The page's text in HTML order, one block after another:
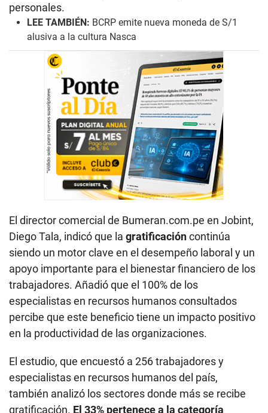
personales.
LEE TAMBIÉN: BCRP emite nueva moneda de S/1
alusiva a la cultura Nasca
El director comercial de Bumeran.com.pe en Jobint,
Diego Tala, indicó que la gratificacióncontinúa
siendo un motor clave en el desempeño laboral y un
apoyo importante para el bienestar financiero de los
trabajadores. Añadió que el 100% de los
especialistas en recursos humanos consultados
percibe que este beneficio tiene un impacto positivo
en la productividad de las organizaciones.
El estudio, que encuestó a 256 trabajadores y
especialistas en recursos humanos del país,
también analizó los sectores donde más se recibe
gratificación. El 33% pertenece a la categoría